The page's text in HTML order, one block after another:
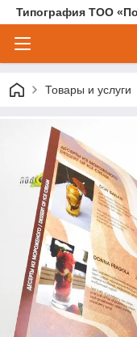
Типография ТОО
Товары и услуги